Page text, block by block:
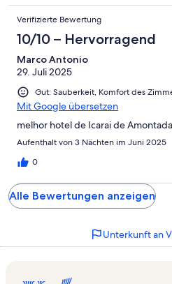
Verifizierte Bewertung
10/10 – Hervorragend
Marco Antonio
29. Juli 2025
Gut: Sauberkeit, Komfort des
Mit Google übersetzen
melhor hotel de Icarai de Amontada
Aufenthalt von 3 Nächten im Juni 2025
0
Alle Bewertungen anzeigen
Unterkunft an